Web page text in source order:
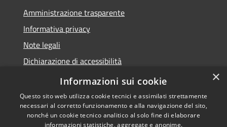
Amministrazione trasparente
Informativa privacy
Note legali
Dichiarazione di accessibilità
Obiettivi di accessibilità
×
Informazioni sui cookie
Questo sito web utilizza cookie tecnici e assimilati strettamente
necessari al corretto funzionamento e alla navigazione del sito,
nonché un cookie tecnico analitico al solo fine di elaborare
informazioni statistiche, aggregate e anonime.